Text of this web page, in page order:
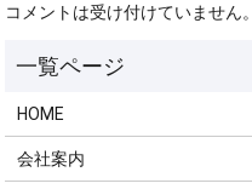
コメントは受け付けていません。
HOME
会社案内